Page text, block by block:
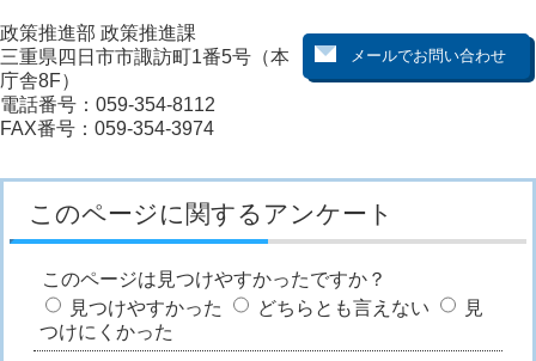
政策推進部 政策推進課
三重県四日市市諏訪町1番5号（本
庁舎8F）
電話番号：059-354-8112
FAX番号：059-354-3974
このページに関するアンケート
このページは見つけやすかったですか？
見つけやすかった
どちらとも言えない
見
つけにくかった